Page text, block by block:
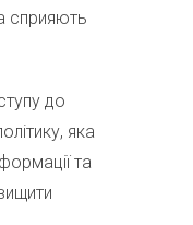
сприяють
до
яка
та